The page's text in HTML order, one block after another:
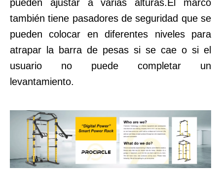
pueden ajustar a varias alturas.El marco
también tiene pasadores de seguridad que se
pueden colocar en diferentes niveles para
atrapar la barra de pesas si se cae o si el
usuario no puede completar un
levantamiento.